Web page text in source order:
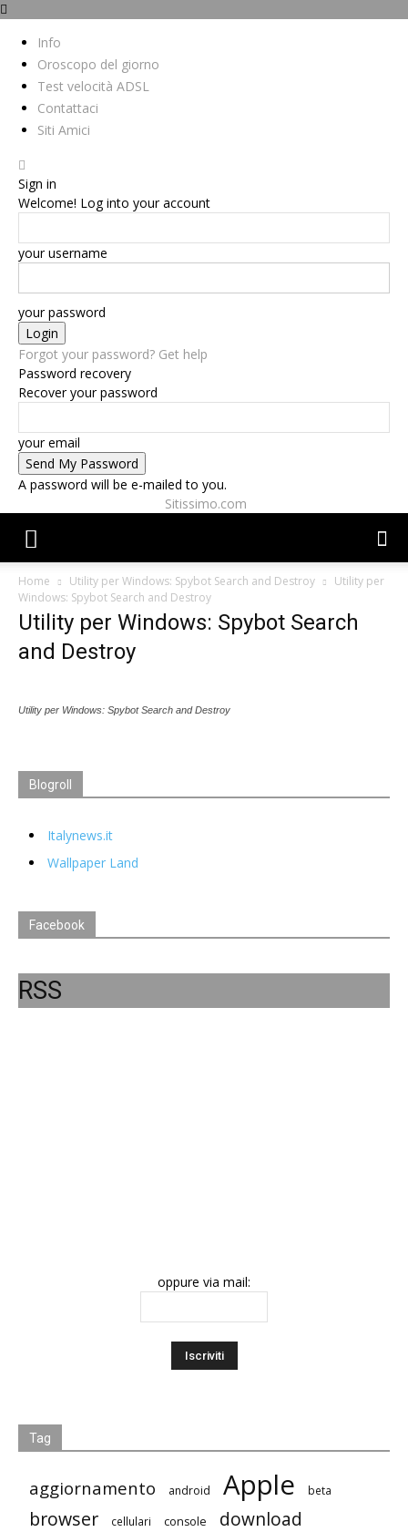
Info
Oroscopo del giorno
Test velocità ADSL
Contattaci
Siti Amici
Sign in
Welcome! Log into your account
your username
your password
Forgot your password? Get help
Password recovery
Recover your password
your email
A password will be e-mailed to you.
Sitissimo.com
Home Utility per Windows: Spybot Search and Destroy
Utility per
Windows: Spybot Search and Destroy
Utility per Windows: Spybot Search
and Destroy
Utility per Windows: Spybot Search and Destroy
Blogroll
Italynews.it
Wallpaper Land
Facebook
RSS
oppure via mail:
Tag
aggiornamento android Apple beta
browser cellulari console download